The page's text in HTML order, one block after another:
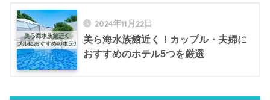
2024年11月22日
美ら海水族館近く！カップル・夫婦に
おすすめのホテル5つを厳選